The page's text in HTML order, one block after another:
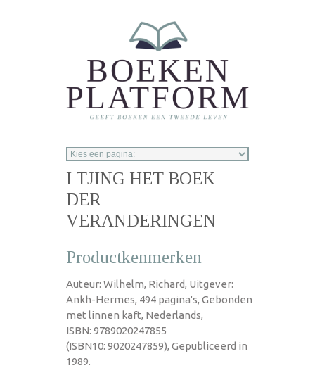
I TJING HET BOEK
DER
VERANDERINGEN
Productkenmerken
Auteur: Wilhelm, Richard, Uitgever:
Ankh-Hermes, 494 pagina's, Gebonden
met linnen kaft, Nederlands,
ISBN: 9789020247855
(ISBN10: 9020247859), Gepubliceerd in
1989.